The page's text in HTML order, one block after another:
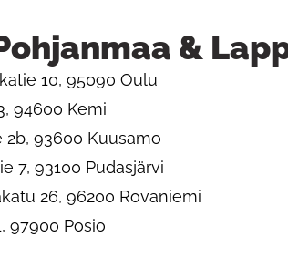
&
10, 95090 Oulu
94600 Kemi
2b, 93600 Kuusamo
7, 93100 Pudasjärvi
26, 96200 Rovaniemi
97900 Posio